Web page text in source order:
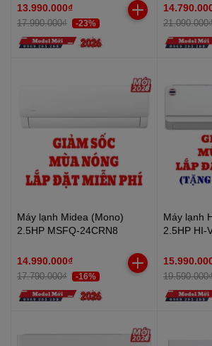
13.990.000₫
17.990.000₫ -23%
Máy lạnh Midea (Mono)
2.5HP MSFQ-24CRN8
14.990.000₫
17.790.000₫ -16%
Máy lạnh
2.5HP HI-